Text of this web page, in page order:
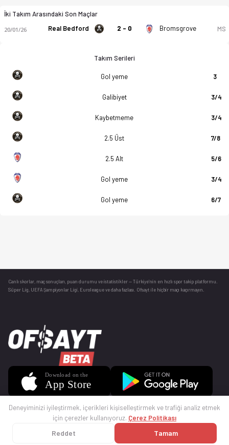
İki Takım Arasındaki Son Maçlar
20/01/26 Real Bedford 2 - 0 Bromsgrove MS
Takım Serileri
Gol yeme 3
Galibiyet 3/4
Kaybetmeme 3/4
2.5 Üst 7/8
2.5 Alt 5/6
Gol yeme 3/4
Gol yeme 6/7
Canlı skorlar , maç sonuçları, puan durumu ve istatistikler — Türkiye’nin en hızlı spor takip platformu.
Süper Lig, UEFA Şampiyonlar Ligi, Euroleague ve daha fazlası. Ofsayt ile hiçbir maçı kaçırmayın.
© 2025 Ofsayt
Deneyiminizi iyileştirmek, içerikleri kişiselleştirmek ve trafiği analiz etmek
için çerezler kullanıyoruz. Çerez Politikası
Reddet Tamam